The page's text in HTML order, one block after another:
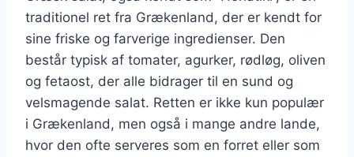
traditionel ret fra Grækenland, der er kendt for
sine friske og farverige ingredienser. Den
består typisk af tomater, agurker, rødløg, oliven
og fetaost, der alle bidrager til en sund og
velsmagende salat. Retten er ikke kun populær
i Grækenland, men også i mange andre lande,
hvor den ofte serveres som en forret eller som